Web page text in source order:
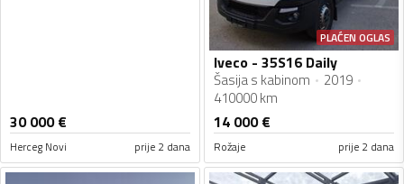
30 000€
Herceg Novi prije 2 dana
PLAĆEN OGLAS
Iveco - 35S16 Daily
Šasija s kabinom
2019
410000 km
14 000€
Rožaje prije 2 dana